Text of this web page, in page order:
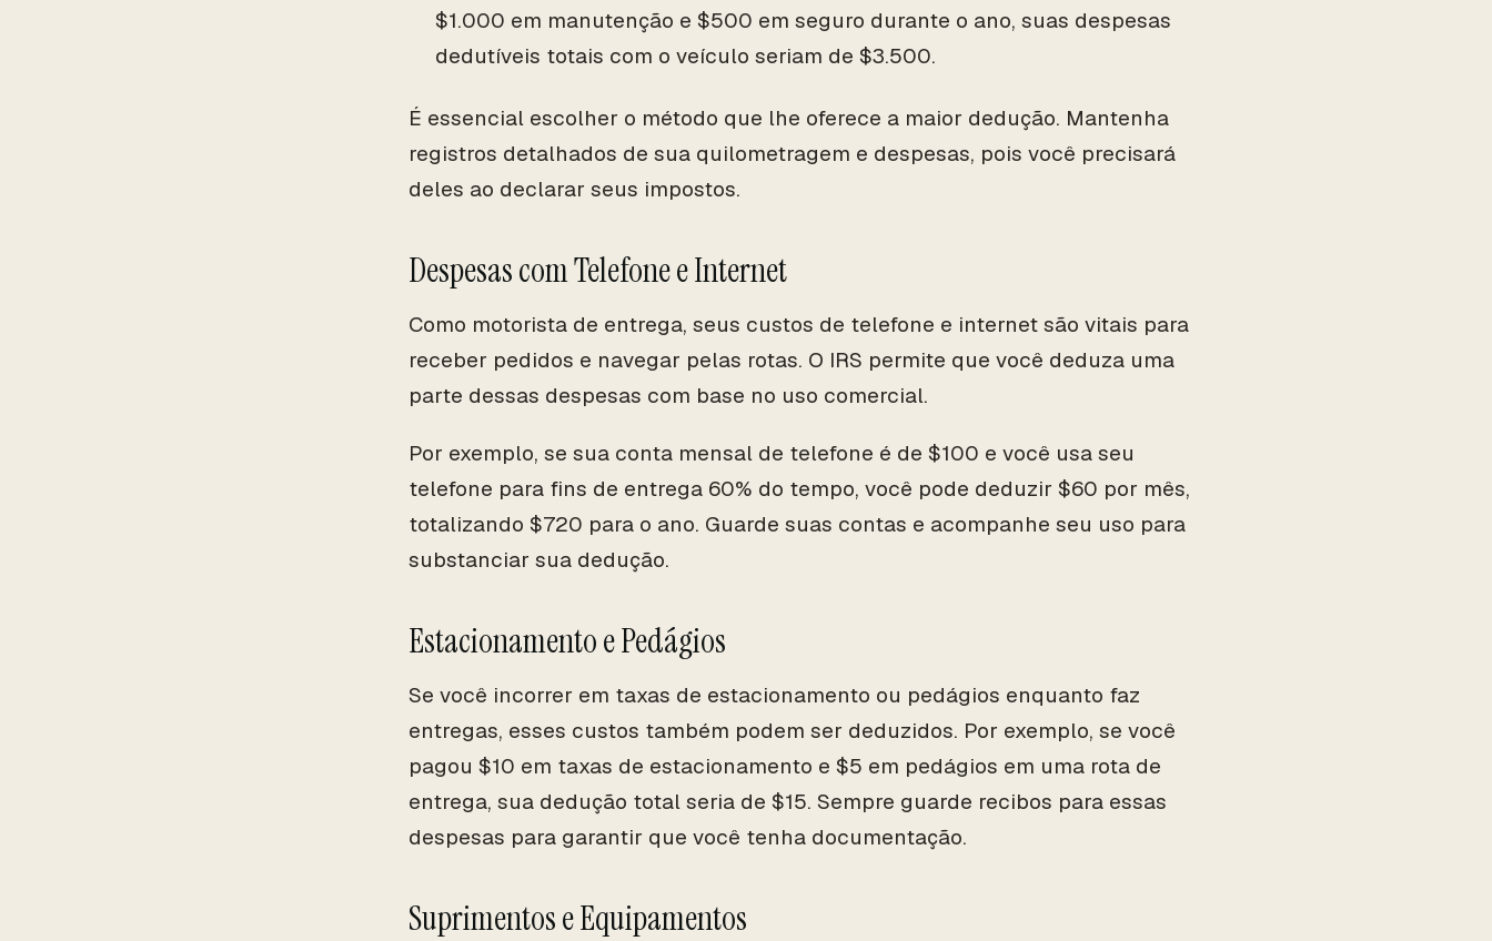
$1.000 em manutenção e $500 em seguro durante o ano, suas despesas
dedutíveis totais com o veículo seriam de $3.500.
É essencial escolher o método que lhe oferece a maior dedução. Mantenha
registros detalhados de sua quilometragem e despesas, pois você precisará
deles ao declarar seus impostos.
Despesas com Telefone e Internet
Como motorista de entrega, seus custos de telefone e internet são vitais para
receber pedidos e navegar pelas rotas. O IRS permite que você deduza uma
parte dessas despesas com base no uso comercial.
Por exemplo, se sua conta mensal de telefone é de $100 e você usa seu
telefone para fins de entrega 60% do tempo, você pode deduzir $60 por mês,
totalizando $720 para o ano. Guarde suas contas e acompanhe seu uso para
substanciar sua dedução.
Estacionamento e Pedágios
Se você incorrer em taxas de estacionamento ou pedágios enquanto faz
entregas, esses custos também podem ser deduzidos. Por exemplo, se você
pagou $10 em taxas de estacionamento e $5 em pedágios em uma rota de
entrega, sua dedução total seria de $15. Sempre guarde recibos para essas
despesas para garantir que você tenha documentação.
Suprimentos e Equipamentos